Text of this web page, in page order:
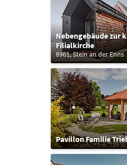
Nebengebäude zur
Filialkirche
8961, Stein an der Enns
Pavillon Familie